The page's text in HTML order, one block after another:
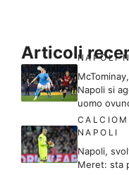
ArticoliNAPOLI
Napoli si
uomo
NAPOLI
Napoli,
Meret: sta